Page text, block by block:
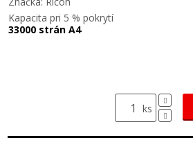
Kapacita pri 5 % pokrytí
33000 strán A4
ks